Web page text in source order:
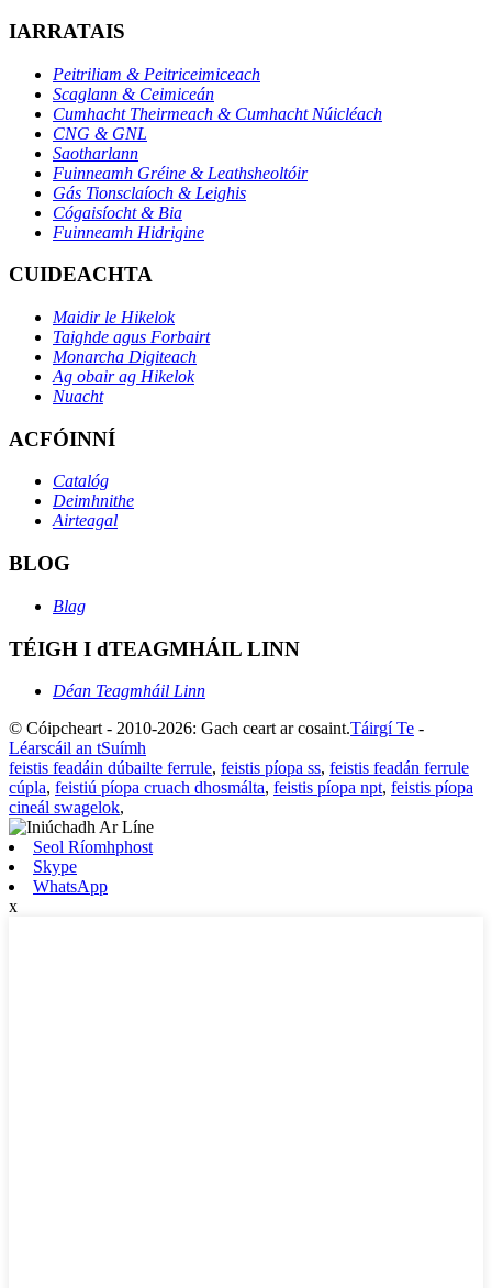
IARRATAIS
Peitriliam & Peitriceimiceach
Scaglann & Ceimiceán
Cumhacht Theirmeach & Cumhacht Núicléach
CNG & GNL
Saotharlann
Fuinneamh Gréine & Leathsheoltóir
Gás Tionsclaíoch & Leighis
Cógaisíocht & Bia
Fuinneamh Hidrigine
CUIDEACHTA
Maidir le Hikelok
Taighde agus Forbairt
Monarcha Digiteach
Ag obair ag Hikelok
Nuacht
ACFÓINNÍ
Catalóg
Deimhnithe
Airteagal
BLOG
Blag
TÉIGH I dTEAGMHÁIL LINN
Déan Teagmháil Linn
© Cóipcheart - 2010-2026: Gach ceart ar cosaint.Táirgí Te -
Léarscáil an tSuímh
feistis feadáin dúbailte ferrule, feistis píopa ss, feistis feadán ferrule
cúpla, feistiú píopa cruach dhosmálta, feistis píopa npt, feistis píopa
cineál swagelok,
Seol Ríomhphost
Skype
WhatsApp
x